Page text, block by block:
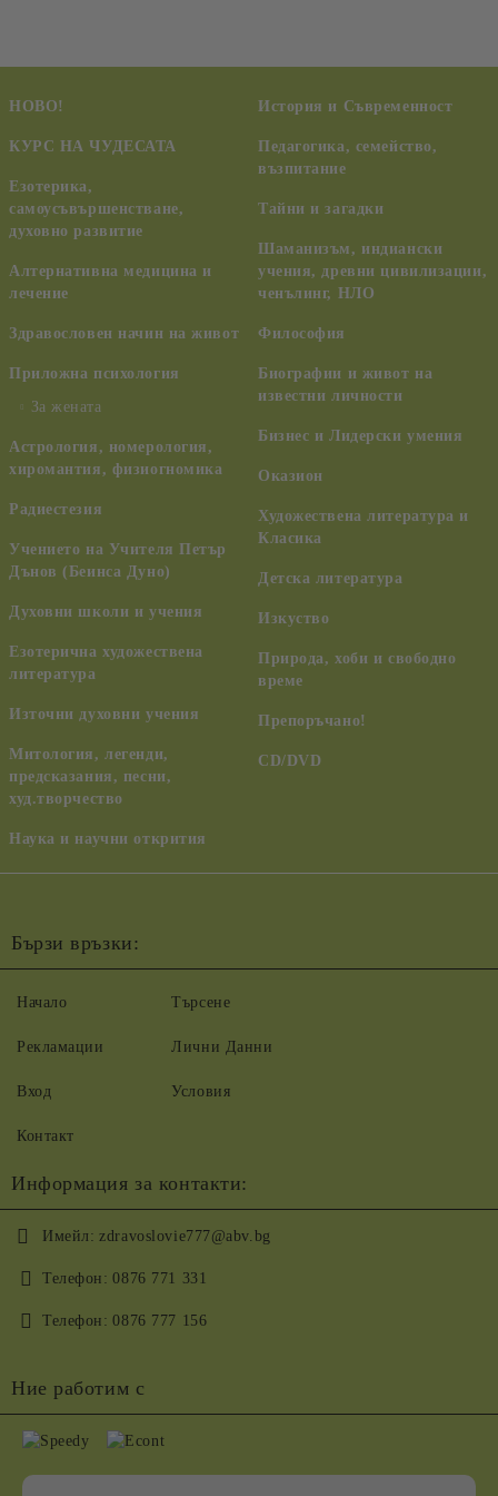
НОВО!
КУРС НА ЧУДЕСАТА
Езотерика,
самоусъвършенстване,
духовно развитие
Алтернативна медицина и
лечение
Здравословен начин на живот
Приложна психология
За жената
Астрология, номерология,
хиромантия, физиогномика
Радиестезия
Учението на Учителя Петър
Дънов (Беинса Дуно)
Духовни школи и учения
Езотерична художествена
литература
Източни духовни учения
Митология, легенди,
предсказания, песни,
худ.творчество
Наука и научни открития
История и Съвременност
Педагогика, семейство,
възпитание
Тайни и загадки
Шаманизъм, индиански
учения, древни цивилизации,
ченълинг, НЛО
Философия
Биографии и живот на
известни личности
Бизнес и Лидерски умения
Оказион
Художествена литература и
Класика
Детска литература
Изкуство
Природа, хоби и свободно
време
Препоръчано!
CD/DVD
Бързи връзки:
Начало
Рекламации
Вход
Контакт
Търсене
Лични Данни
Условия
Информация за контакти:
Имейл: zdravoslovie777@abv.bg
Телефон: 0876 771 331
Телефон: 0876 777 156
Ние работим с